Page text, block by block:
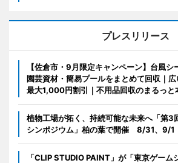
プレスリリース
【佐倉市・9月限定キャンペーン】台風シ
園芸資材・簡易プールをまとめて回収｜
最大1,000円割引｜不用品回収のまるっと
植物工場が拓く、持続可能な未来へ「第3
シンポジウム」柏の葉で開催 8/31、9/1
「CLIP STUDIO PAINT」が「東京ゲー